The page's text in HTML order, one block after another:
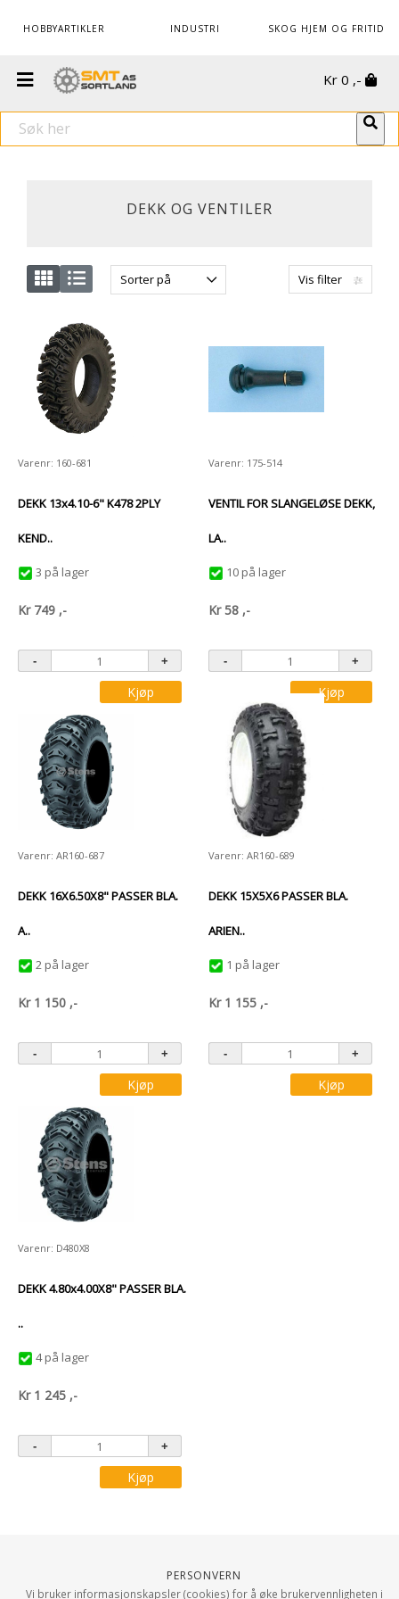
HOBBYARTIKLER INDUSTRI SKOG HJEM OG FRITID
Kr 0 ,-
DEKK OG VENTILER
Vis filter
Sorter på
Varenr: 160-681
DEKK 13x4.10-6" K478 2PLY
KEND..
3 på lager
Kr 749 ,-
Kjøp
Varenr: 175-514
VENTIL FOR SLANGELØSE DEKK,
LA..
10 på lager
Kr58 ,-
Kjøp
Varenr: AR160-687
DEKK 16X6.50X8" PASSER BLA.
A..
2 på lager
Kr 1 150 ,-
Kjøp
Varenr: AR160-689
DEKK 15X5X6 PASSER BLA.
ARIEN..
1 på lager
Kr 1 155 ,-
Kjøp
Varenr: D480X8
DEKK 4.80x4.00X8" PASSER BLA.
..
4 på lager
Kr 1 245 ,-
Kjøp
Personvern
Vi bruker informasjonskapsler (cookies) for å øke brukervennligheten i